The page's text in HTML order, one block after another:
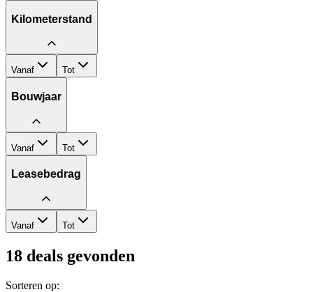
Kilometerstand
Vanaf Tot
Bouwjaar
Vanaf Tot
Leasebedrag
Vanaf Tot
18 deals gevonden
Sorteren op: